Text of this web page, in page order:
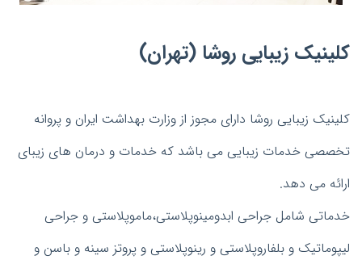
کلینیک زیبایی روشا (تهران)
کلینیک زیبایی روشا دارای مجوز از وزارت بهداشت ایران و پروانه
تخصصی خدمات زیبایی می باشد که خدمات و درمان های زیبای
ارائه می دهد.
خدماتی شامل جراحی ابدومینوپلاستی،ماموپلاستی و جراحی
لیپوماتیک و بلفاروپلاستی و رینوپلاستی و پروتز سینه و باسن و